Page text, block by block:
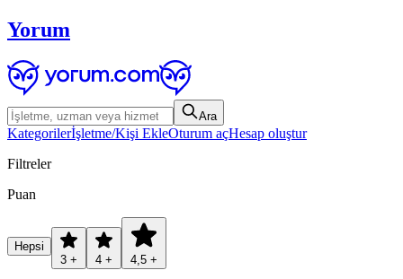
Yorum
Ara
Kategorilerİşletme/Kişi EkleOturum açHesap oluştur
Filtreler
Puan
Hepsi
3 +
4 + 4,5 +